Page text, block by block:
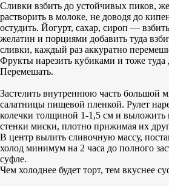
Сливки взбить до устойчивых пиков,
растворить в молоке, не доводя до
остудить. Йогурт, сахар, сироп —
желатин и порциями добавить туда
сливки, каждый раз аккуратно
Фрукты нарезить кубиками и тоже туда
Перемешать.
Застелить внутреннюю часть большой
салатницы пищевой пленкой. Рулет
колечки толщиной 1-1,5 см и выложить
стенки миски, плотно прижимая их
В центр вылить сливочную массу,
холод минимум на 2 часа до полного
суфле.
Чем холоднее будет торт, тем вкуснее